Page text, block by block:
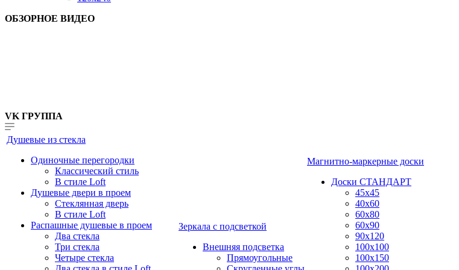
ОБЗОРНОЕ ВИДЕО
VK ГРУППА
Душевые из стекла
Одиночные перегородки
Классический стиль
В стиле Loft
Душевые двери в проем
Стеклянная дверь
В стиле Loft
Распашные душевые в проем
Два стекла
Три стекла
Четыре стекла
Зеркала с подсветкой
Внешняя подсветка
Прямоугольные
Магнитно-маркерные доски
Доски СТАНДАРТ
45x45
40x60
60x80
60x90
90x120
100x100
100x150